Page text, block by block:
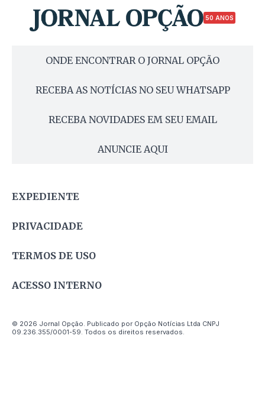
50 ANOS
ONDE ENCONTRAR O JORNAL OPÇÃO
RECEBA AS NOTÍCIAS NO SEU WHATSAPP
RECEBA NOVIDADES EM SEU EMAIL
ANUNCIE AQUI
EXPEDIENTE
PRIVACIDADE
TERMOS DE USO
ACESSO INTERNO
© 2026 Jornal Opção. Publicado por Opção Notícias Ltda CNPJ
09.236.355/0001-59. Todos os direitos reservados.